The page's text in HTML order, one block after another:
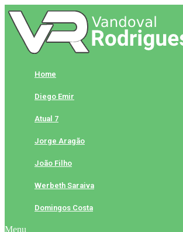
Skip
to
content
Home
Diego Emir
Atual 7
Jorge Aragão
João Filho
Werbeth Saraiva
Domingos Costa
Menu